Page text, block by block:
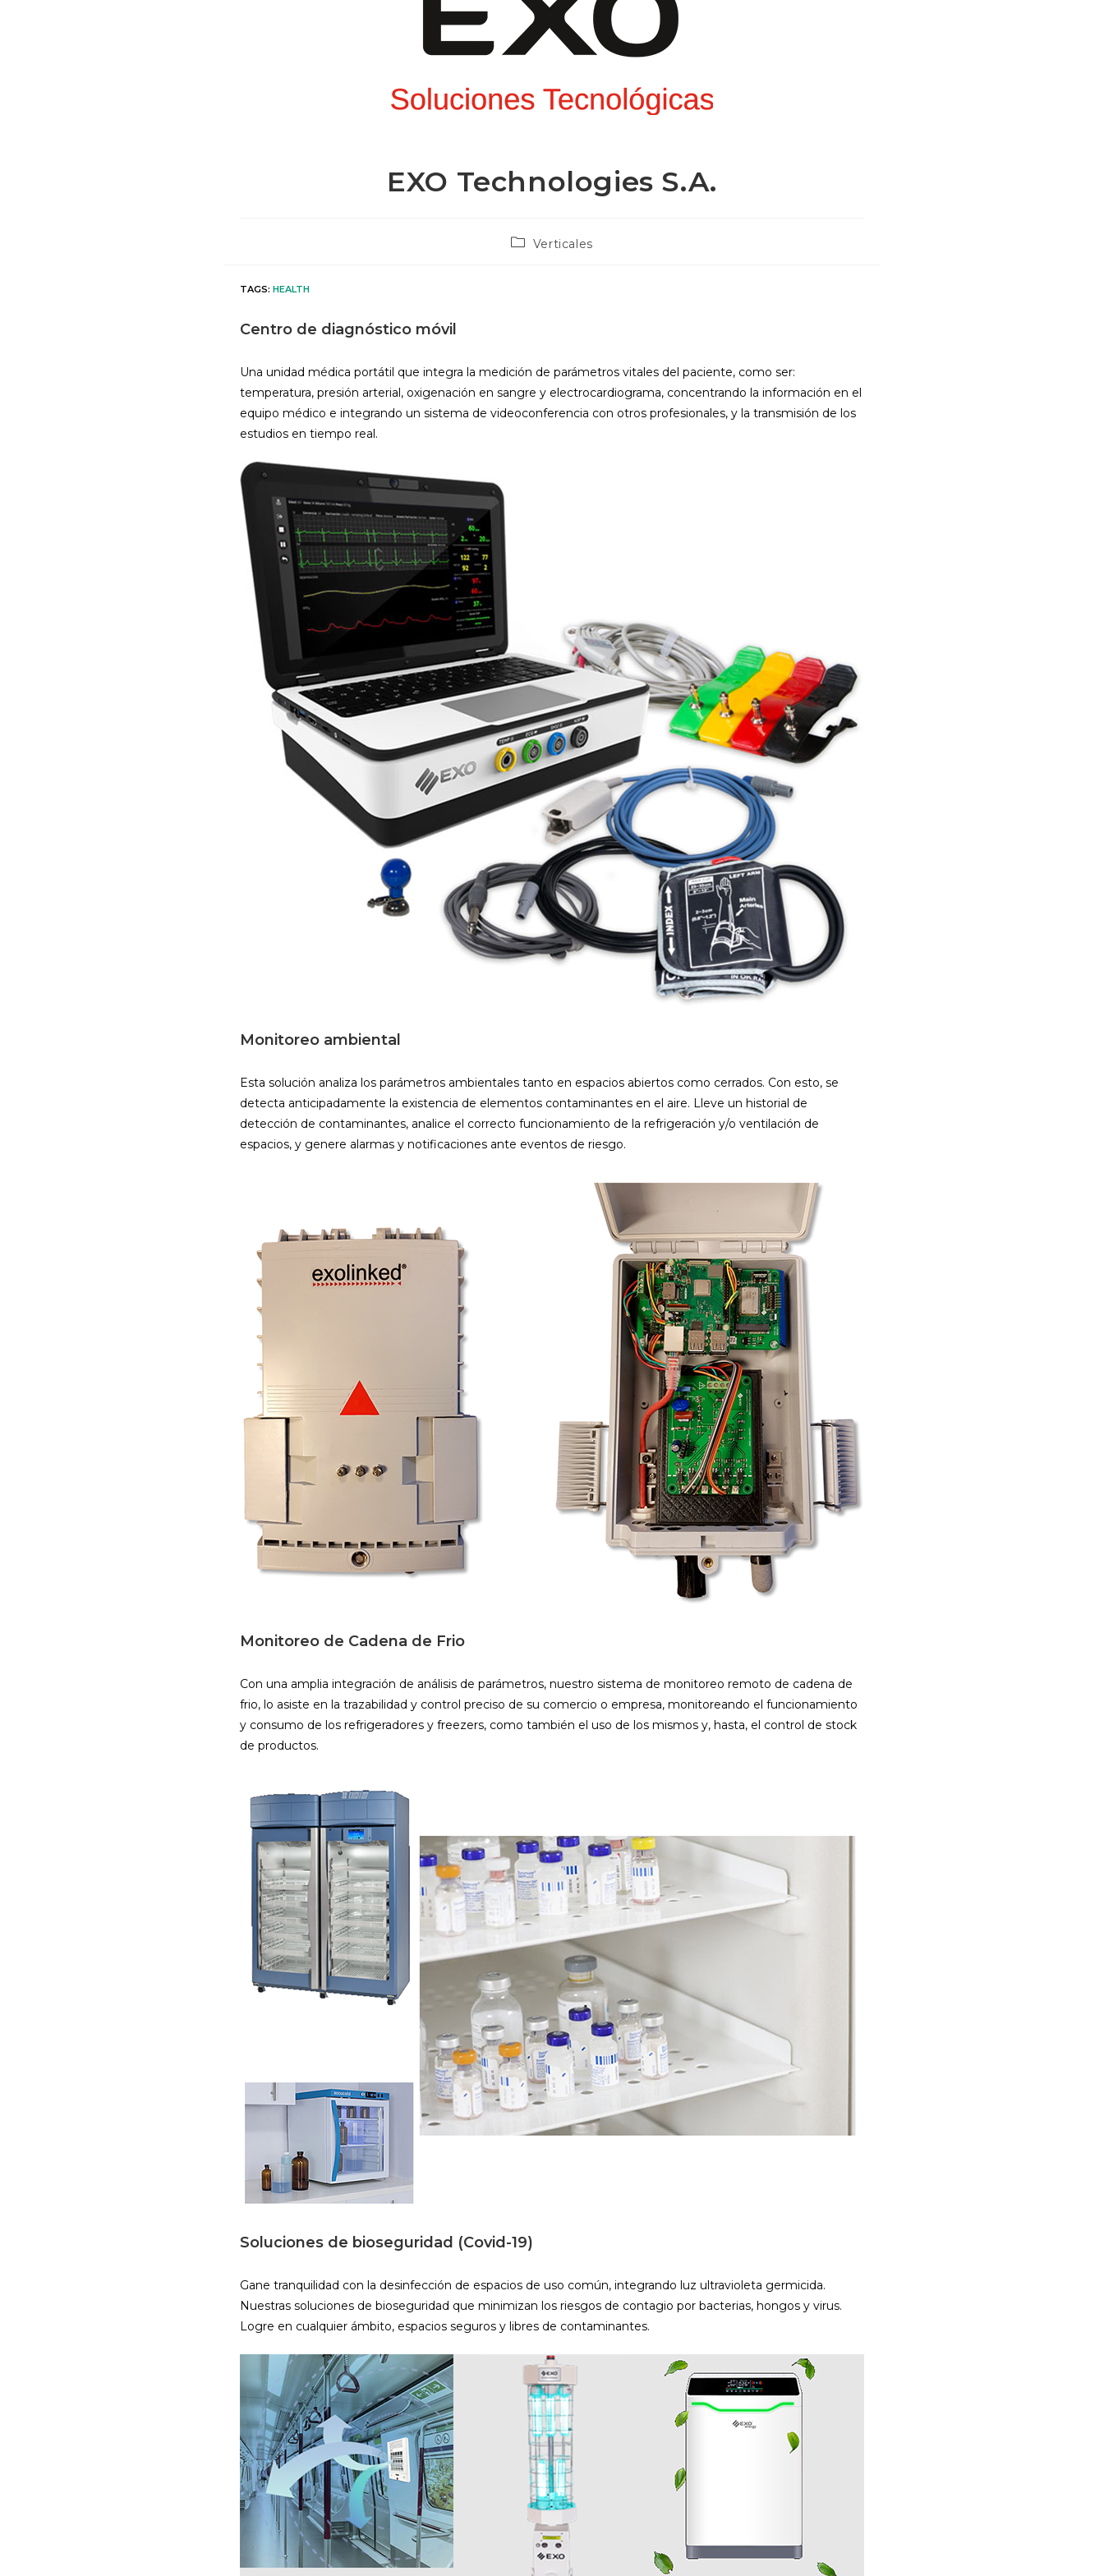
EXO Technologies S.A.
PostVerticales
TAGS: HEALTH
Centro de diagnóstico móvil
Una unidad médica portátil que integra la medición de parámetros vitales del paciente, como ser:
temperatura, presión arterial, oxigenación en sangre y electrocardiograma, concentrando la información en el
equipo médico e integrando un sistema de videoconferencia con otros profesionales, y la transmisión de los
estudios en tiempo real.
Monitoreo ambiental
Esta solución analiza los parámetros ambientales tanto en espacios abiertos como cerrados. Con esto, se
detecta anticipadamente la existencia de elementos contaminantes en el aire. Lleve un historial de
detección de contaminantes, analice el correcto funcionamiento de la refrigeración y/o ventilación de
espacios, y genere alarmas y notificaciones ante eventos de riesgo.
Monitoreo de Cadena de Frio
Con una amplia integración de análisis de parámetros, nuestro sistema de monitoreo remoto de cadena de
frio, lo asiste en la trazabilidad y control preciso de su comercio o empresa, monitoreando el funcionamiento
y consumo de los refrigeradores y freezers, como también el uso de los mismos y, hasta, el control de stock
de productos.
Soluciones de bioseguridad (Covid-19)
Gane tranquilidad con la desinfección de espacios de uso común, integrando luz ultravioleta germicida.
Nuestras soluciones de bioseguridad que minimizan los riesgos de contagio por bacterias, hongos y virus.
Logre en cualquier ámbito, espacios seguros y libres de contaminantes.